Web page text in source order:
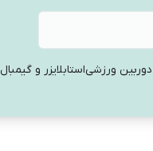
ورزشیاستابلایزر و گیمبال